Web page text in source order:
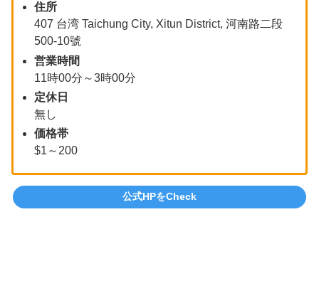
住所
407 台湾 Taichung City, Xitun District, 河南路二段
500-10號
営業時間
11時00分～3時00分
定休日
無し
価格帯
$1～200
公式HPをCheck